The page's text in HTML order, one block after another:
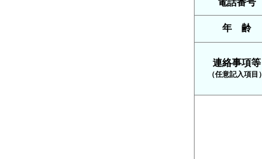
電話番号
年 齢
連絡事項等
（任意記入項目）